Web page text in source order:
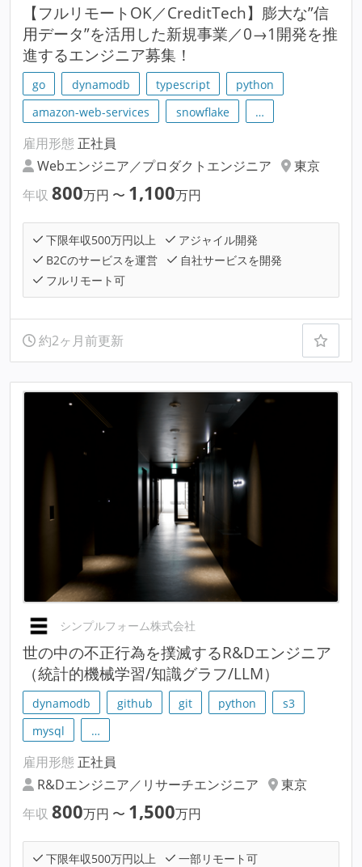
【フルリモートOK／CreditTech】膨大な”信
用データ”を活用した新規事業／0→1開発を推
進するエンジニア募集！
go dynamodb typescript
python
amazon-web-services
snowflake …
雇用形態 正社員
Webエンジニア／プロダクトエンジニア
東京
年収 800万円 〜 1,100万円
下限年収500万円以上
アジャイル開発
B2Cのサービスを運営
自社サービスを開発
フルリモート可
約2ヶ月前更新
シンプルフォーム株式会社
世の中の不正行為を撲滅するR&Dエンジニア
（統計的機械学習/知識グラフ/LLM）
dynamodb github git python
s3
mysql
…
雇用形態 正社員
R&Dエンジニア／リサーチエンジニア
東京
年収 800万円 〜 1,500万円
下限年収500万円以上
一部リモート可